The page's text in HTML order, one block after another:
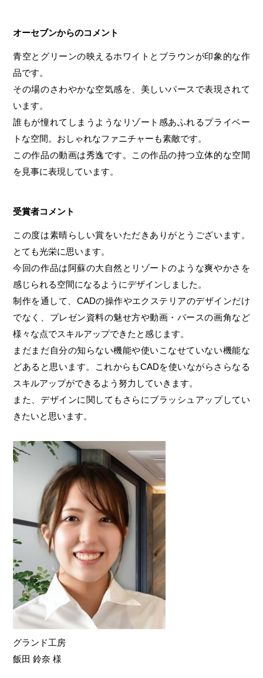
オーセブンからのコメント
青空とグリーンの映えるホワイトとブラウンが印象的な作
品です。
その場のさわやかな空気感を、美しいパースで表現されて
います。
誰もが憧れてしまうようなリゾート感あふれるプライベー
トな空間。おしゃれなファニチャーも素敵です。
この作品の動画は秀逸です。この作品の持つ立体的な空間
を見事に表現しています。
受賞者コメント
この度は素晴らしい賞をいただきありがとうございます。
とても光栄に思います。
今回の作品は阿蘇の大自然とリゾートのような爽やかさを
感じられる空間になるようにデザインしました。
制作を通して、CADの操作やエクステリアのデザインだけ
でなく、プレゼン資料の魅せ方や動画・パースの画角など
様々な点でスキルアップできたと感じます。
まだまだ自分の知らない機能や使いこなせていない機能な
どあると思います。これからもCADを使いながらさらなる
スキルアップができるよう努力していきます。
また、デザインに関してもさらにブラッシュアップしてい
きたいと思います。
グランド工房
飯田 鈴奈 様